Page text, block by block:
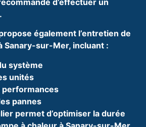
d’effectuer un
également l’entretien de
Sanary-sur-Mer, incluant :
système
unités
pannes
permet d’optimiser la durée